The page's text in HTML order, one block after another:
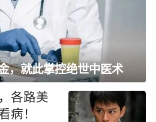
，就此掌控绝世中医术
各路美
病！